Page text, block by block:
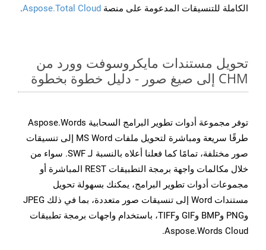
الكاملة للتنسيقات المدعومة على منصة Aspose.Total Cloud
.
تحويل مستندات مايكروسوفت وورد من
CHM إلى صيغ صور - دليل خطوة بخطوة
توفر مجموعة أدوات تطوير البرامج السحابية Aspose.Words
طرقًا سريعة ومباشرة لتحويل ملفات MS Word إلى تنسيقات
صور مختلفة، تمامًا كما فعلنا أعلاه بالنسبة لـ SWF. سواء من
خلال مكالمات واجهة برمجة التطبيقات REST المباشرة أو
مجموعات أدوات تطوير البرامج، يمكنك بسهولة تحويل
مستندات Word إلى تنسيقات صور متعددة، بما في ذلك JPEG
وPNG وBMP وGIF وTIFF، باستخدام واجهات برمجة تطبيقات
Aspose.Words Cloud.